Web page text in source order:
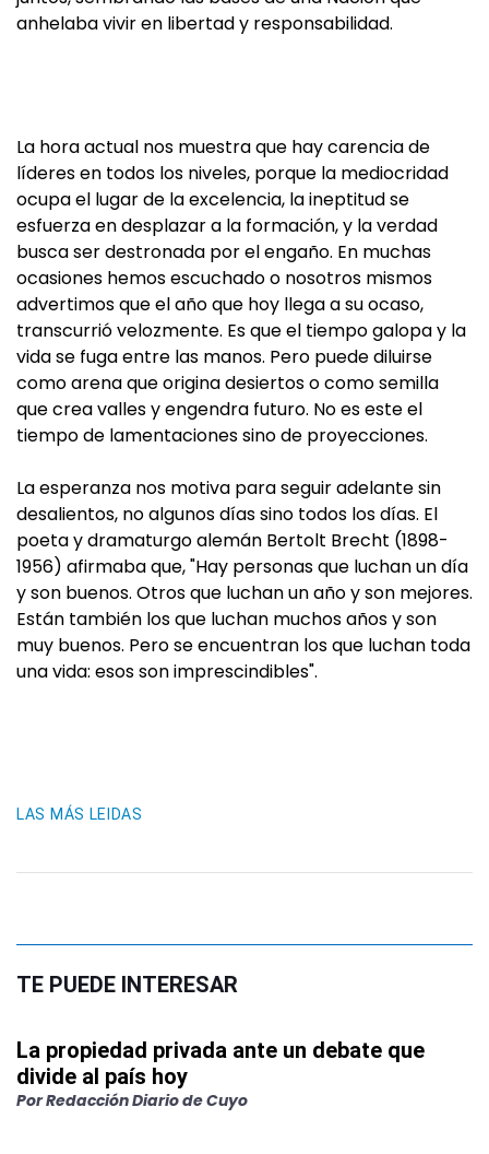
anhelaba vivir en libertad y responsabilidad.
La hora actual nos muestra que hay carencia de
líderes en todos los niveles, porque la mediocridad
ocupa el lugar de la excelencia, la ineptitud se
esfuerza en desplazar a la formación, y la verdad
busca ser destronada por el engaño. En muchas
ocasiones hemos escuchado o nosotros mismos
advertimos que el año que hoy llega a su ocaso,
transcurrió velozmente. Es que el tiempo galopa y la
vida se fuga entre las manos. Pero puede diluirse
como arena que origina desiertos o como semilla
que crea valles y engendra futuro. No es este el
tiempo de lamentaciones sino de proyecciones.
La esperanza nos motiva para seguir adelante sin
desalientos, no algunos días sino todos los días. El
poeta y dramaturgo alemán Bertolt Brecht (1898-
1956) afirmaba que, "Hay personas que luchan un día
y son buenos. Otros que luchan un año y son mejores.
Están también los que luchan muchos años y son
muy buenos. Pero se encuentran los que luchan toda
una vida: esos son imprescindibles".
LAS MÁS LEIDAS
TE PUEDE INTERESAR
La propiedad privada ante un debate que
divide al país hoy
PorRedacción Diario de Cuyo